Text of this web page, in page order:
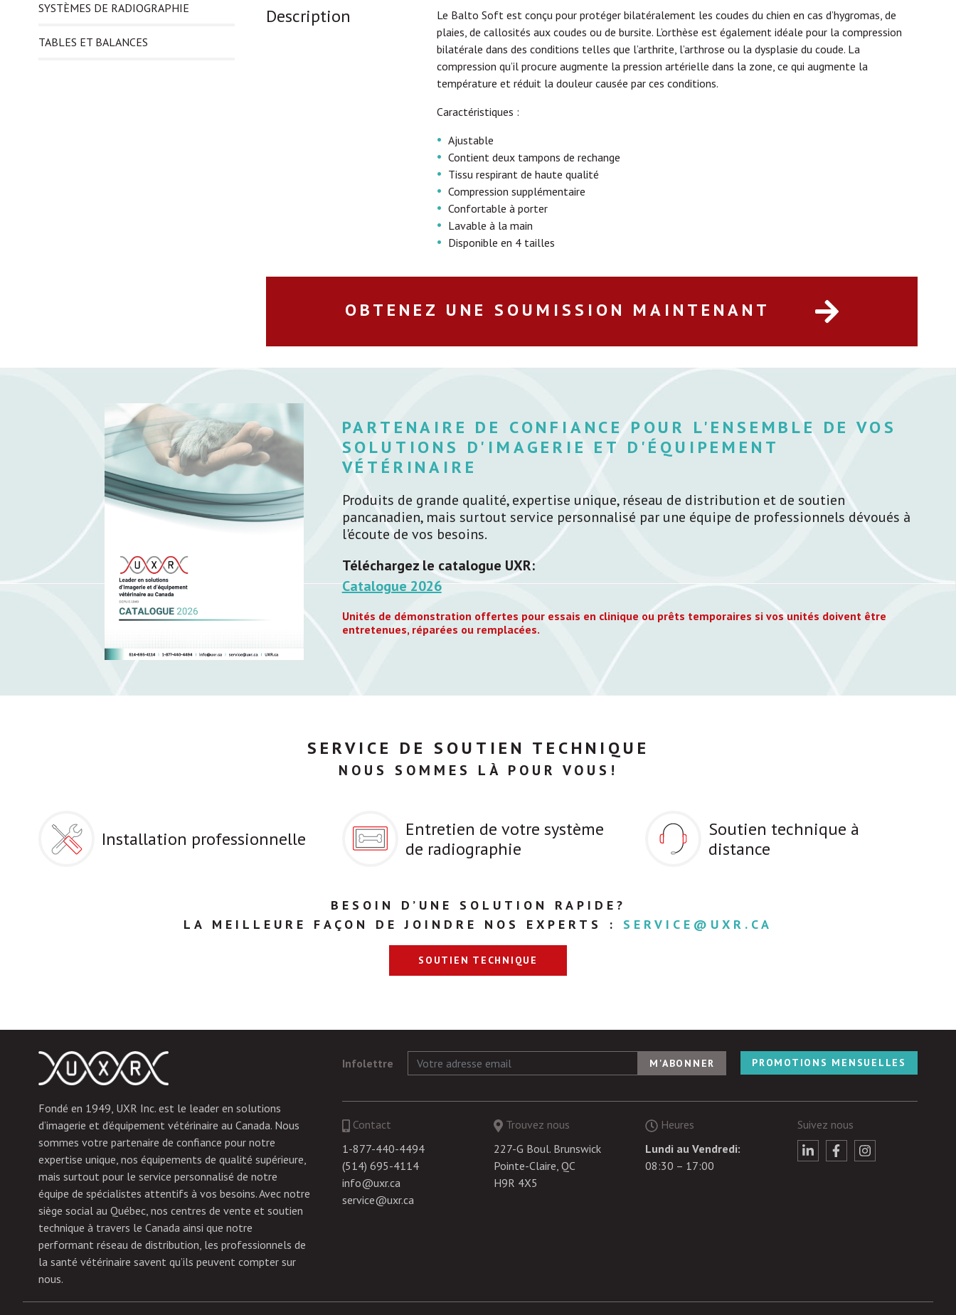
SYSTÈMES DE RADIOGRAPHIE
TABLES ET BALANCES
Description
Le Balto Soft est conçu pour protéger bilatéralement les coudes du chien en cas d’hygromas, de
plaies, de callosités aux coudes ou de bursite. L’orthèse est également idéale pour la compression
bilatérale dans des conditions telles que l’arthrite, l’arthrose ou la dysplasie du coude. La
compression qu’il procure augmente la pression artérielle dans la zone, ce qui augmente la
température et réduit la douleur causée par ces conditions.
Caractéristiques :
Ajustable
Contient deux tampons de rechange
Tissu respirant de haute qualité
Compression supplémentaire
Confortable à porter
Lavable à la main
Disponible en 4 tailles
OBTENEZ UNE SOUMISSION MAINTENANT
PARTENAIRE DE CONFIANCE POUR L'ENSEMBLE DE VOS
SOLUTIONS D'IMAGERIE ET D'ÉQUIPEMENT
VÉTÉRINAIRE
Produits de grande qualité, expertise unique, réseau de distribution et de soutien
pancanadien, mais surtout service personnalisé par une équipe de professionnels dévoués à
l'écoute de vos besoins.
Téléchargez le catalogue UXR:
Catalogue 2026
Unités de démonstration offertes pour essais en clinique ou prêts temporaires si vos unités doivent être
entretenues, réparées ou remplacées.
SERVICE DE SOUTIEN TECHNIQUE
NOUS SOMMES LÀ POUR VOUS!
Installation professionnelle
Entretien de votre système
de radiographie
Soutien technique à
distance
BESOIN D’UNE SOLUTION RAPIDE?
LA MEILLEURE FAÇON DE JOINDRE NOS EXPERTS : SERVICE@UXR.CA
SOUTIEN TECHNIQUE
Fondé en 1949, UXR Inc. est le leader en solutions
d’imagerie et d’équipement vétérinaire au Canada. Nous
sommes votre partenaire de confiance pour notre
expertise unique, nos équipements de qualité supérieure,
mais surtout pour le service personnalisé de notre
équipe de spécialistes attentifs à vos besoins. Avec notre
siège social au Québec, nos centres de vente et soutien
technique à travers le Canada ainsi que notre
performant réseau de distribution, les professionnels de
la santé vétérinaire savent qu’ils peuvent compter sur
nous.
Infolettre PROMOTIONS MENSUELLES
Contact
1-877-440-4494
(514) 695-4114
info@uxr.ca
service@uxr.ca
Trouvez nous
227-G Boul. Brunswick
Pointe-Claire, QC
H9R 4X5
Heures
Lundi au Vendredi:
08:30 – 17:00
Suivez nous